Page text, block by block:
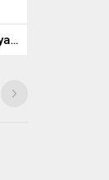
İmralı Heyeti pazar günü Öcalan’ı ziyaret edecek